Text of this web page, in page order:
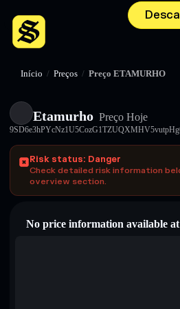
Início / Preços / Preço ETAMURHO
Etamurho Preço Hoje
Risk status: Danger
Check detailed risk information
overview section.
No price information available